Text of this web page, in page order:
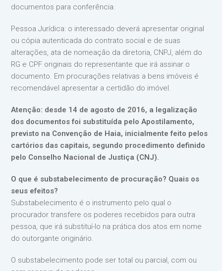
documentos para conferência.
Pessoa Jurídica: o interessado deverá apresentar original
ou cópia autenticada do contrato social e de suas
alterações, ata de nomeação da diretoria, CNPJ, além do
RG e CPF originais do representante que irá assinar o
documento. Em procurações relativas a bens imóveis é
recomendável apresentar a certidão do imóvel.
Atenção: desde 14 de agosto de 2016, a legalização
dos documentos foi substituída pelo Apostilamento,
previsto na Convenção de Haia, inicialmente feito pelos
cartórios das capitais, segundo procedimento definido
pelo Conselho Nacional de Justiça (CNJ).
O que é substabelecimento de procuração? Quais os
seus efeitos?
Substabelecimento é o instrumento pelo qual o
procurador transfere os poderes recebidos para outra
pessoa, que irá substituí-lo na prática dos atos em nome
do outorgante originário.
O substabelecimento pode ser total ou parcial, com ou